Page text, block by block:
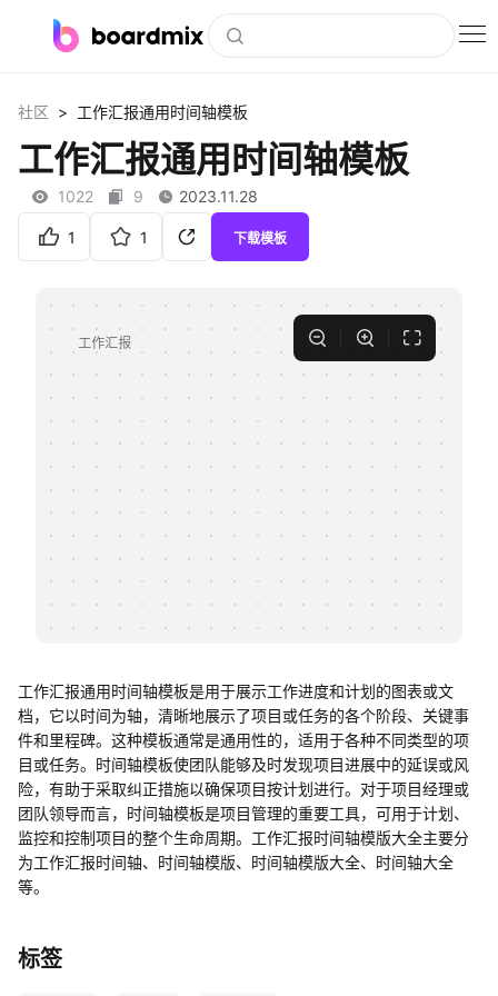
社区资源
下载
会员
私有化部署
客户案例
支持
社区 > 工作汇报通用时间轴模板
工作汇报通用时间轴模板
1022 9 2023.11.28
1 1 下载模板
工作汇报通用时间轴模板是用于展示工作进度和计划的图表或文
档，它以时间为轴，清晰地展示了项目或任务的各个阶段、关键事
件和里程碑。这种模板通常是通用性的，适用于各种不同类型的项
目或任务。时间轴模板使团队能够及时发现项目进展中的延误或风
险，有助于采取纠正措施以确保项目按计划进行。对于项目经理或
团队领导而言，时间轴模板是项目管理的重要工具，可用于计划、
监控和控制项目的整个生命周期。工作汇报时间轴模版大全主要分
为工作汇报时间轴、时间轴模版、时间轴模版大全、时间轴大全
等。
标签